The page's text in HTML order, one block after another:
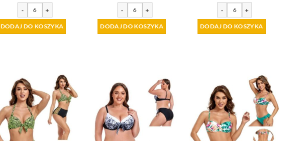
- +
DODAJ DO KOSZYKA
- +
DODAJ DO KOSZYKA
- +
DODAJ DO KOSZYKA